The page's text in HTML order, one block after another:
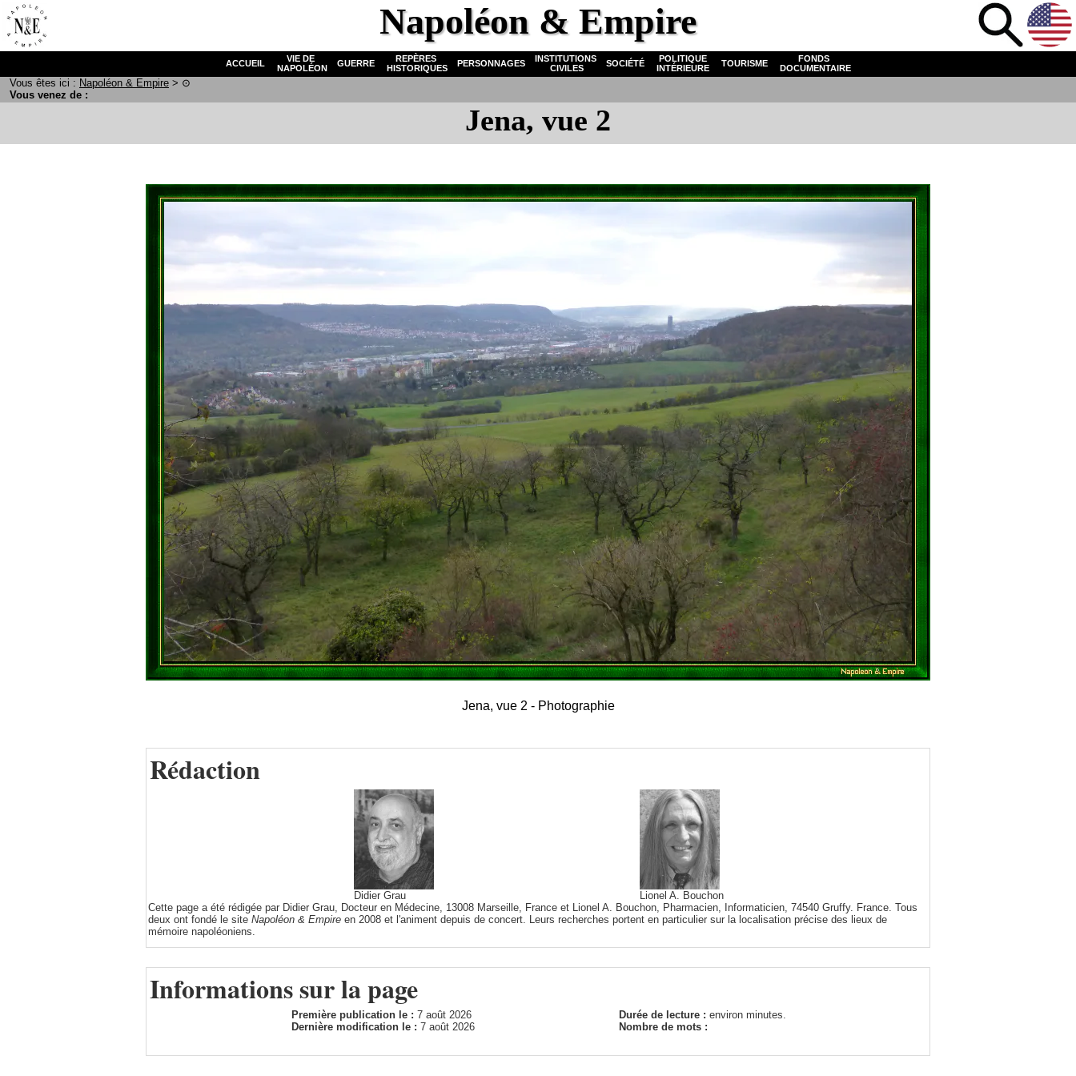
Napoléon & Empire
Jena, vue 2
Jena, vue 2 - Photographie
Rédaction
Didier Grau
Lionel A. Bouchon
Cette page a été rédigée par Didier Grau, Docteur en Médecine, 13008 Marseille, France et Lionel A. Bouchon, Pharmacien, Informaticien, 74540 Gruffy. France. Tous
deux ont fondé le site Napoléon & Empire en 2008 et l'animent depuis de concert. Leurs recherches portent en particulier sur la localisation précise des lieux de
mémoire napoléoniens.
Informations sur la page
Première publication le :7 août 2026 Durée de lecture : environ minutes.
Dernière modification le :7 août 2026 Nombre de mots :
ACCUEIL
VIE DE
NAPOLÉON
GUERRE
REPÈRES
HISTORIQUES
PERSONNAGES
INSTITUTIONS
CIVILES
SOCIÉTÉ
POLITIQUE
INTÉRIEURE
TOURISME
FONDS
DOCUMENTAIRE
Vous êtes ici : Napoléon & Empire > ⊙
Vous venez de :